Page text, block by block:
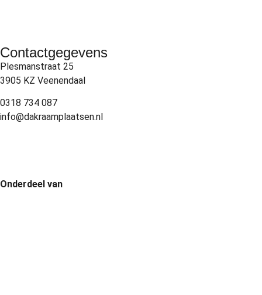
Contactgegevens
Plesmanstraat 25
3905 KZ Veenendaal
0318 734 087
info@dakraamplaatsen.nl
Onderdeel van